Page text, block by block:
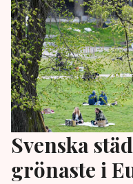
Svenska
grönaste i